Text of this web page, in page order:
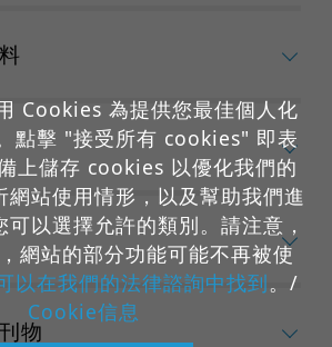
物
Cookies 為提供您最佳個人化
點擊 "接受所有 cookies" 即表
上儲存 cookies 以優化我們的
網站使用情形，以及幫助我們進
以選擇允許的類別。請注意，
網站的部分功能可能不再被使
以在我們的法律諮詢中找到。/
Cookie信息